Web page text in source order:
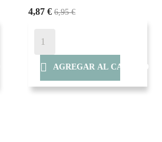
4,87 € 6,95 €
 AGREGAR AL CARRITO